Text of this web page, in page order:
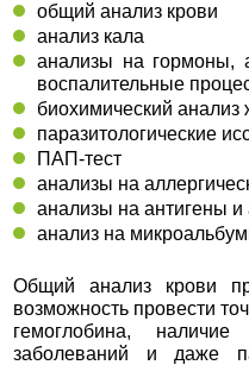
общий анализ крови
анализ кала
анализы на гормоны,
воспалительные
биохимический анализ
паразитологические
ПАП-тест
анализы на
анализы на антигены и
анализ на
Общий анализ крови
возможность провести
гемоглобина, наличие
заболеваний и даже